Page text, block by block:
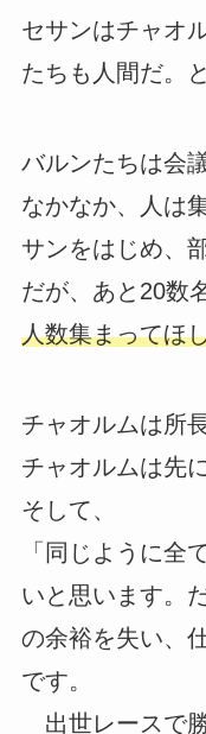
セサンはチャオ
たちも人間だ。
バルンたちは会
なかなか、人は
サンをはじめ、
だが、あと20数
人数集まってほ
チャオルムは所
チャオルムは先
そして、
「同じように全
いと思います。
の余裕を失い、
です。
出世レースで